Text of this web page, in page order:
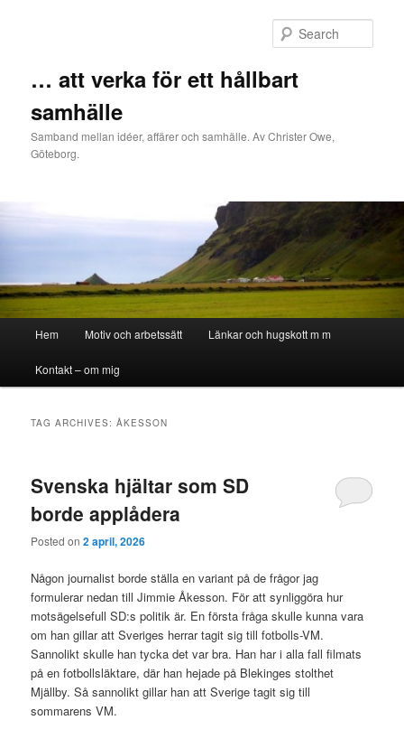
… att verka för ett hållbart
samhälle
Samband mellan idéer, affärer och samhälle. Av Christer Owe,
Göteborg.
Skip to primary content
Skip to secondary content
Hem Motiv och arbetssätt Länkar och hugskott m m
Kontakt – om mig
TAG ARCHIVES:ÅKESSON
Svenska hjältar som SD
borde applådera
Posted on2 april, 2026
Någon journalist borde ställa en variant på de frågor jag
formulerar nedan till Jimmie Åkesson. För att synliggöra hur
motsägelsefull SD:s politik är. En första fråga skulle kunna vara
om han gillar att Sveriges herrar tagit sig till fotbolls-VM.
Sannolikt skulle han tycka det var bra. Han har i alla fall filmats
på en fotbollsläktare, där han hejade på Blekinges stolthet
Mjällby. Så sannolikt gillar han att Sverige tagit sig till
sommarens VM.